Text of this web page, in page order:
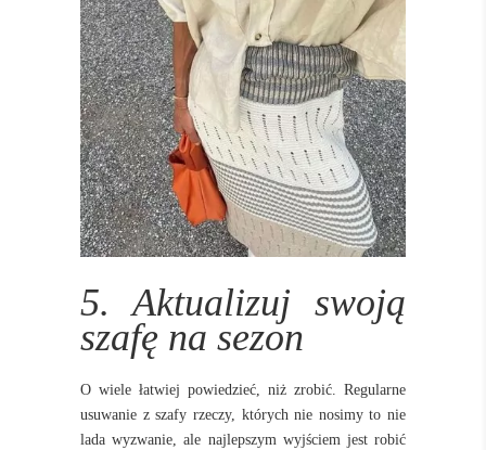
5. Aktualizuj swoją
szafę na sezon
O wiele łatwiej powiedzieć, niż zrobić. Regularne
usuwanie z szafy rzeczy, których nie nosimy to nie
lada wyzwanie, ale najlepszym wyjściem jest robić